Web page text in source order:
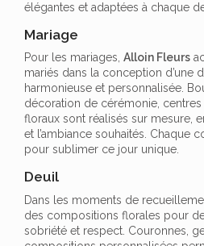
élégantes et adaptées à chaque
Mariage
Pour les mariages, Alloin Fleurs
mariés dans la conception d’une
harmonieuse et personnalisée.
décoration de cérémonie,
floraux sont réalisés sur mesure,
et l’ambiance souhaités. Chaque
pour sublimer ce jour unique.
Deuil
Dans les moments de
des compositions florales pour
sobriété et respect. Couronnes,